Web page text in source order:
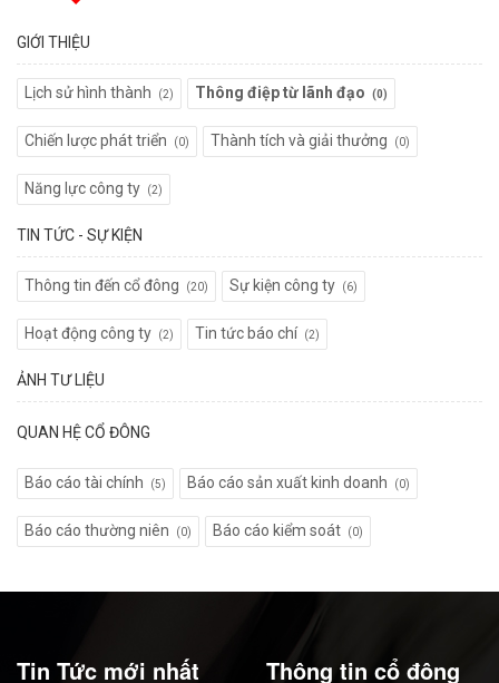
GIỚI THIỆU
Lịch sử hình thành (2) Thông điệp từ lãnh đạo (0)
Chiến lược phát triển (0) Thành tích và giải thưởng (0)
Năng lực công ty (2)
TIN TỨC - SỰ KIỆN
Thông tin đến cổ đông (20) Sự kiện công ty (6)
Hoạt động công ty (2) Tin tức báo chí (2)
ẢNH TƯ LIỆU
QUAN HỆ CỔ ĐÔNG
Báo cáo tài chính (5) Báo cáo sản xuất kinh doanh (0)
Báo cáo thường niên (0) Báo cáo kiểm soát (0)
Tin Tức mới nhất Thông tin cổ đông